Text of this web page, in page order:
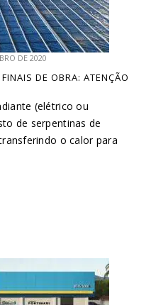
DE 2020
DE OBRA: ATENÇÃO
(elétrico ou
de serpentinas de
o calor para